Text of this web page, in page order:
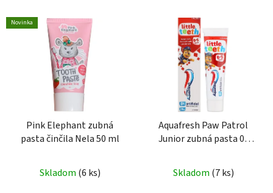
Novinka
Pink Elephant zubná
pasta činčila Nela 50 ml
Skladom (6 ks)
Aquafresh Paw Patrol
Junior zubná pasta 0-
Skladom (7 ks)